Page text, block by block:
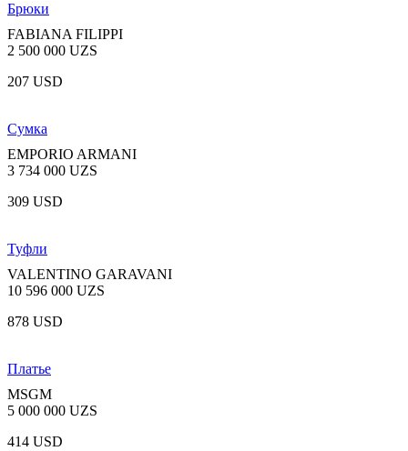
Брюки
FABIANA FILIPPI
2 500 000 UZS
207 USD
Сумка
EMPORIO ARMANI
3 734 000 UZS
309 USD
Туфли
VALENTINO GARAVANI
10 596 000 UZS
878 USD
Платье
MSGM
5 000 000 UZS
414 USD